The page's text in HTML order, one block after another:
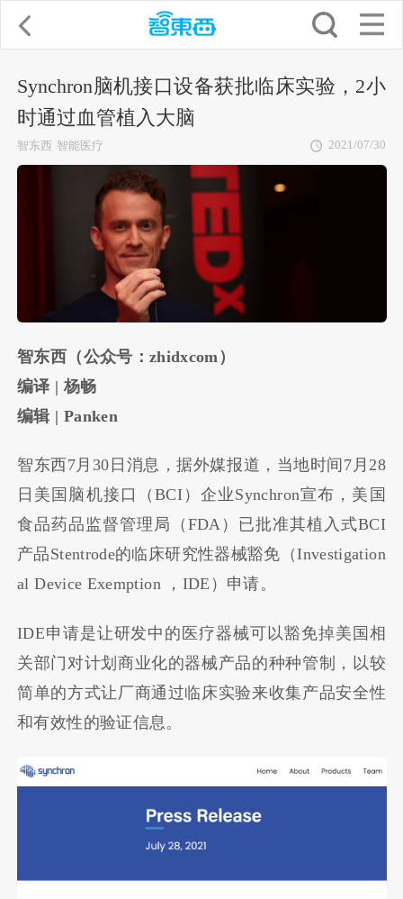
Synchron脑机接口设备获批临床实验，2小
时通过血管植入大脑
智东西 智能医疗 2021/07/30
智东西（公众号：zhidxcom）
编译 | 杨畅
编辑 | Panken
智东西7月30日消息，据外媒报道，当地时间7月28
日美国脑机接口（BCI）企业Synchron宣布，美国
食品药品监督管理局（FDA）已批准其植入式BCI
产品Stentrode的临床研究性器械豁免（Investigation
al Device Exemption ，IDE）申请。
IDE申请是让研发中的医疗器械可以豁免掉美国相
关部门对计划商业化的器械产品的种种管制，以较
简单的方式让厂商通过临床实验来收集产品安全性
和有效性的验证信息。